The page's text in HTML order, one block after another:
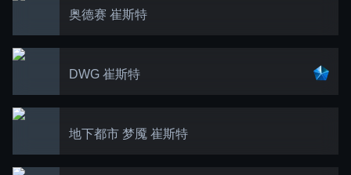
奥德赛 崔斯特
DWG 崔斯特
地下都市 梦魇 崔斯特